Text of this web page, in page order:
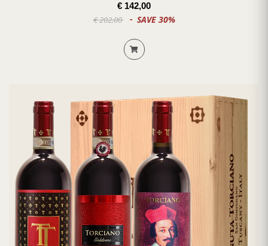
€ 142,00
€ 202,00 SAVE 30%